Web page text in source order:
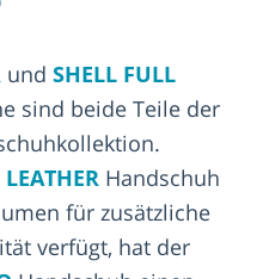
und SHELL FULL
sind beide Teile der
Handschuh
für zusätzliche
verfügt, hat der